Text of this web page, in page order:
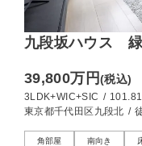
九段坂ハウス 緑
39,800万円(税込)
3LDK+WIC+SIC /
東京都千代田区九段北 /
角部屋 南向き